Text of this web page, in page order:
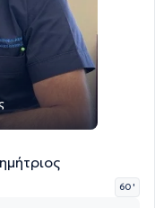
60 '